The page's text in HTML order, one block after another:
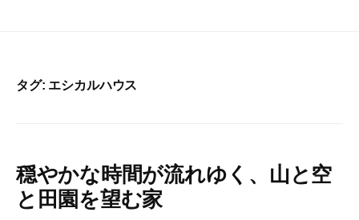
タグ: エシカルハウス
穏やかな時間が流れゆく、山と空
と田園を望む家